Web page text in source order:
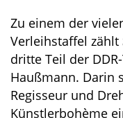
Zu einem der
Verleihstaffel zählt
dritte Teil der
Haußmann. Darin
Regisseur und
Künstlerbohème